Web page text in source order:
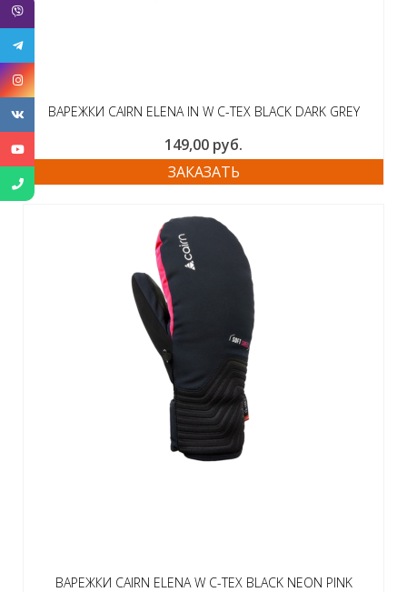
ВАРЕЖКИ CAIRN ELENA IN W C-TEX BLACK DARK GREY
149,00 руб.
ЗАКАЗАТЬ
ВАРЕЖКИ CAIRN ELENA W C-TEX BLACK NEON PINK